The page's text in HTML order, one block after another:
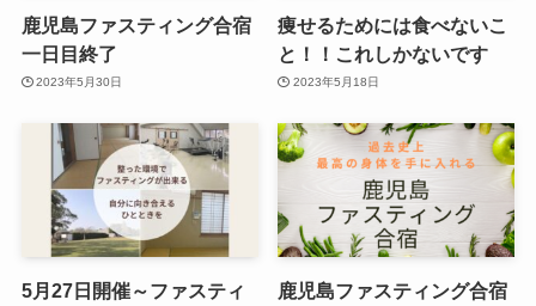
鹿児島ファスティング合宿
一日目終了
2023年5月30日
痩せるためには食べないこ
と！！これしかないです
2023年5月18日
5月27日開催～ファスティ
鹿児島ファスティング合宿